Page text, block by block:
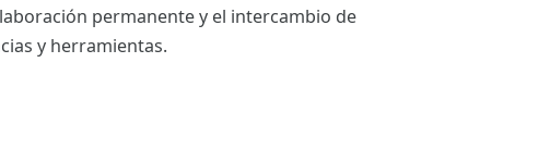
permanente y el intercambio de
y herramientas.